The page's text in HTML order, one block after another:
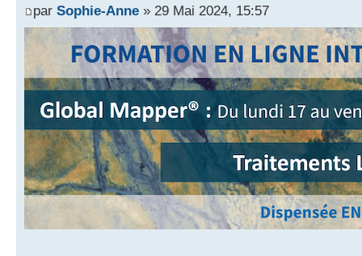
par Sophie-Anne » 29 Mai 2024, 15:57